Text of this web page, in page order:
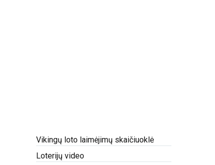
Vikingų loto laimėjimų skaičiuoklė
Loterijų video